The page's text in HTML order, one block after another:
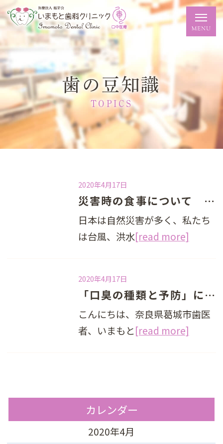
歯の豆知識
TOPICS
2020年4月17日
災害時の食事について 健口から健康へ
日本は自然災害が多く、私たち
は台風、洪水[read more]
2020年4月17日
「口臭の種類と予防」について
こんにちは、奈良県葛城市歯医
者、いまもと[read more]
カレンダー
2020年4月